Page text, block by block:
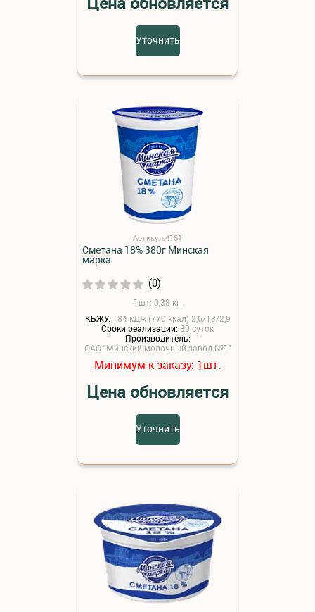
Уточнить
Артикул:4151
Сметана 18% 380г Минская
марка
(0)
1шт: 0,38 кг.
КБЖУ: 184 кДж (770 ккал) 2,6/18/2,9
Сроки реализации: 30 суток
Производитель:
ОАО "Минский молочный завод №1"
Минимум к заказу: 1шт.
Цена обновляется
Уточнить